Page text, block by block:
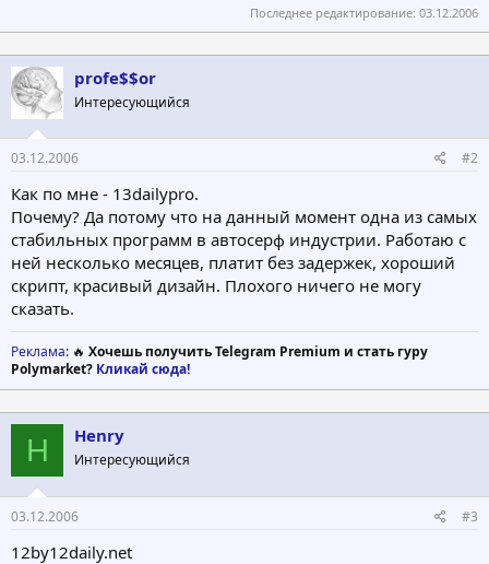
Последнее редактирование: 03.12.2006
profe$$or
Интересующийся
03.12.2006 #2
Как по мне - 13dailypro.
Почему? Да потому что на данный момент одна из самых
стабильных программ в автосерф индустрии. Работаю с
ней несколько месяцев, платит без задержек, хороший
скрипт, красивый дизайн. Плохого ничего не могу
сказать.
Реклама: 🔥 Хочешь получить Telegram Premium и стать гуру
Polymarket? Кликай сюда!
H Henry
Интересующийся
03.12.2006 #3
12by12daily.net